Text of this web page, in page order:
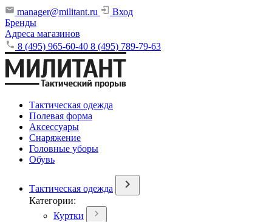
manager@militant.ru
Вход
Бренды
Адреса магазинов
8 (495) 965-60-40 8 (495) 789-79-63
Тактическая одежда
Полевая форма
Аксессуары
Снаряжение
Головные уборы
Обувь
Тактическая одежда
Категории:
Куртки